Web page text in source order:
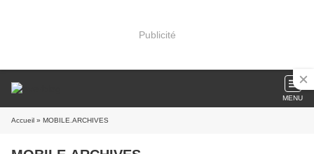
Publicité
MENU
Accueil » MOBILE.ARCHIVES